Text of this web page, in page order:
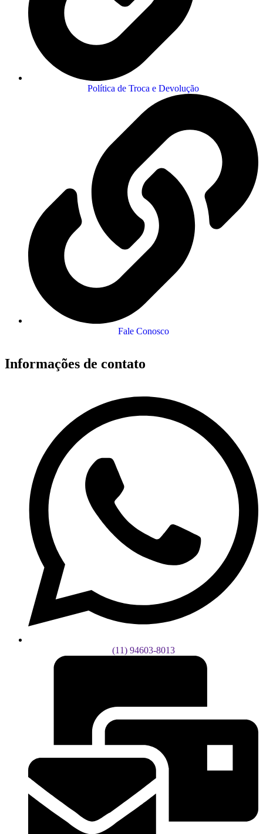
Política de Troca e Devolução
Fale Conosco
Informações de contato
(11) 94603-8013